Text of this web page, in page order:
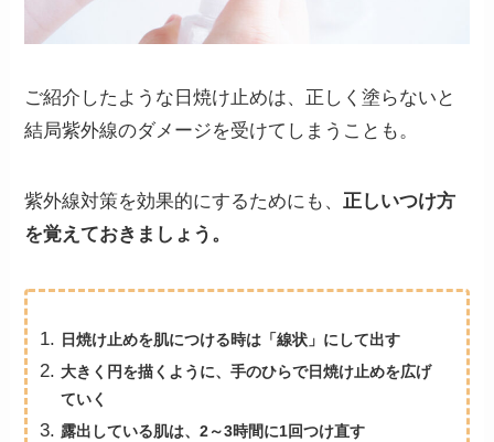
ご紹介したような日焼け止めは、正しく塗らないと
結局紫外線のダメージを受けてしまうことも。
紫外線対策を効果的にするためにも、正しいつけ方
を覚えておきましょう。
日焼け止めを肌につける時は「線状」にして出す
大きく円を描くように、手のひらで日焼け止めを広げ
ていく
露出している肌は、2～3時間に1回つけ直す